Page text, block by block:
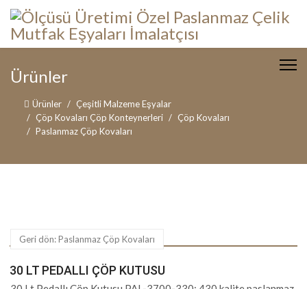
Ürünler
Ürünler
Çeşitli Malzeme Eşyalar
Çöp Kovaları Çöp Konteynerleri
Çöp Kovaları
Paslanmaz Çöp Kovaları
Geri dön: Paslanmaz Çöp Kovaları
30 LT PEDALLI ÇÖP KUTUSU